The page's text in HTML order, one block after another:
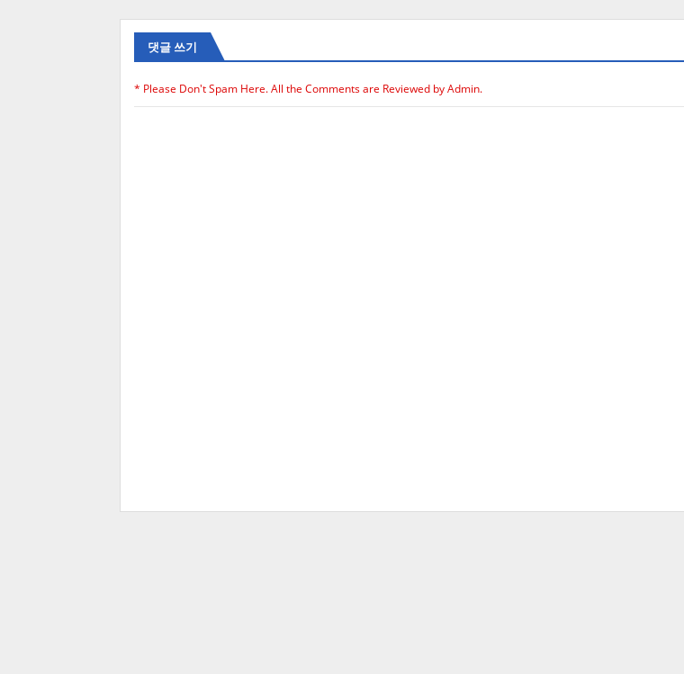
댓글 쓰기
* Please Don't Spam Here. All the Comments are Reviewed by Admin.